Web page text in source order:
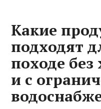
Какие
подходят
походе
и с